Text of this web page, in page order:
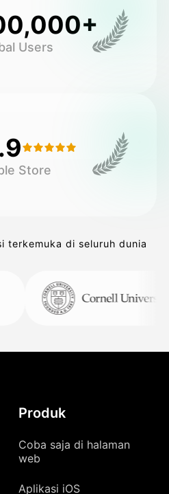
Users
Store
terkemuka di seluruh dunia
Produk
Coba saja di halaman
web
Aplikasi iOS